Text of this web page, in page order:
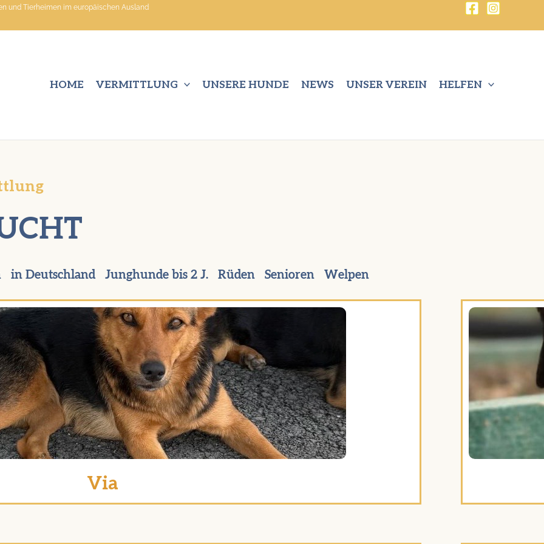
und Tierheimen im europäischen Ausland
HOME VERMITTLUNG UNSERE HUNDE NEWS UNSER VEREIN HELFEN
in Deutschland Junghunde bis 2 J. Rüden Senioren Welpen
Via